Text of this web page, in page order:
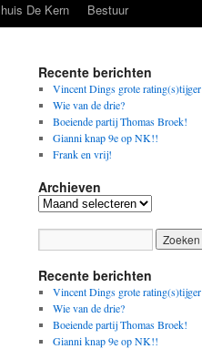
De Kern Bestuur
Recente berichten
Vincent Dings grote rating(s)tijger
Wie van de drie?
Boeiende partij Thomas Broek!
Gianni knap 9e op NK!!
Frank en vrij!
Archieven
Archieven
Recente berichten
Vincent Dings grote rating(s)tijger
Wie van de drie?
Boeiende partij Thomas Broek!
Gianni knap 9e op NK!!